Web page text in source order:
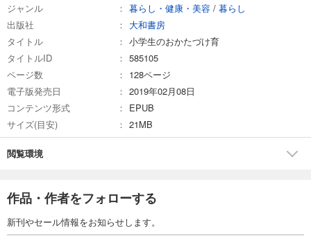
ジャンル
暮らし・健康・美容 / 暮らし
出版社
大和書房
タイトル
小学生のおかたづけ育
タイトルID
585105
ページ数
128ページ
電子版発売日
2019年02月08日
コンテンツ形式
EPUB
サイズ(目安)
21MB
閲覧環境
作品・作者をフォローする
新刊やセール情報をお知らせします。